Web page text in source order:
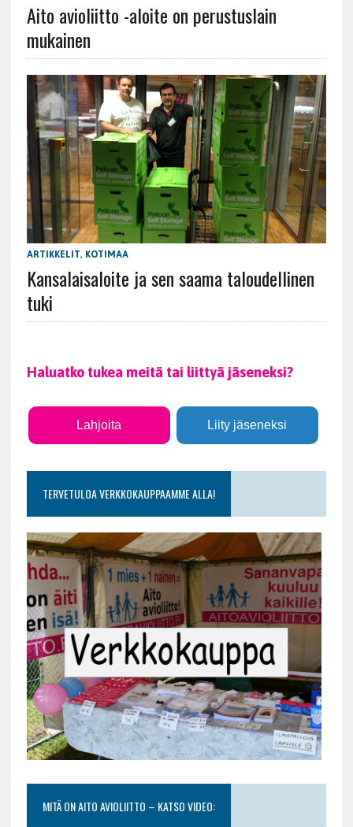
Aito avioliitto -aloite on perustuslain
mukainen
ARTIKKELIT, KOTIMAA
Kansalaisaloite ja sen saama taloudellinen
tuki
Haluatko tukea meitä tai liittyä jäseneksi?
Lahjoita Liity jäseneksi
TERVETULOA VERKKOKAUPPAAMME ALLA!
MITÄ ON AITO AVIOLIITTO – KATSO VIDEO: